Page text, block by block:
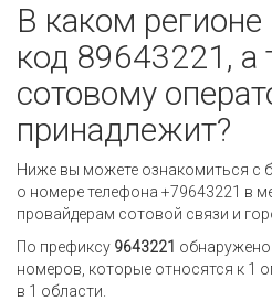
В каком регионе
код 89643221, а
сотовому
принадлежит?
Ниже вы можете ознакомиться с
о номере телефона +79643221 в
провайдерам сотовой связи и
По префиксу 9643221
номеров, которые относятся к 1
в 1 области.